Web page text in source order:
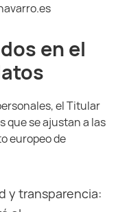
en el
el Titular
que se ajustan a las
europeo de
y transparencia: